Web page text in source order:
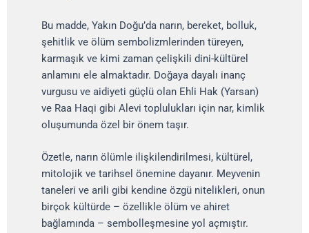
Bu madde, Yakın Doğu’da narın, bereket, bolluk,
şehitlik ve ölüm sembolizmlerinden türeyen,
karmaşık ve kimi zaman çelişkili dini-kültürel
anlamını ele almaktadır. Doğaya dayalı inanç
vurgusu ve aidiyeti güçlü olan Ehli Hak (Yarsan)
ve Raa Haqi gibi Alevi toplulukları için nar, kimlik
oluşumunda özel bir önem taşır.
Özetle, narın ölümle ilişkilendirilmesi, kültürel,
mitolojik ve tarihsel önemine dayanır. Meyvenin
taneleri ve arili gibi kendine özgü nitelikleri, onun
birçok kültürde – özellikle ölüm ve ahiret
bağlamında – sembolleşmesine yol açmıştır.